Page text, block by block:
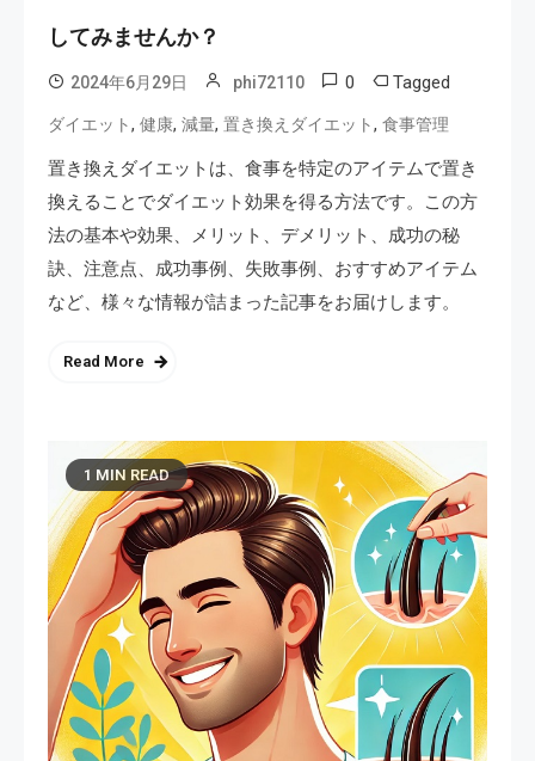
してみませんか？
2024年6月29日 phi72110 0 Tagged
ダイエット, 健康, 減量, 置き換えダイエット, 食事管理
置き換えダイエットは、食事を特定のアイテムで置き
換えることでダイエット効果を得る方法です。この方
法の基本や効果、メリット、デメリット、成功の秘
訣、注意点、成功事例、失敗事例、おすすめアイテム
など、様々な情報が詰まった記事をお届けします。
Read More
1 MIN READ